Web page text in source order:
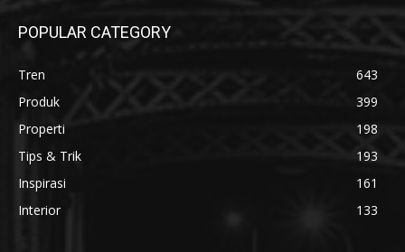
POPULAR CATEGORY
Tren
643
Produk
399
Properti
198
Tips & Trik
193
Inspirasi
161
Interior
133